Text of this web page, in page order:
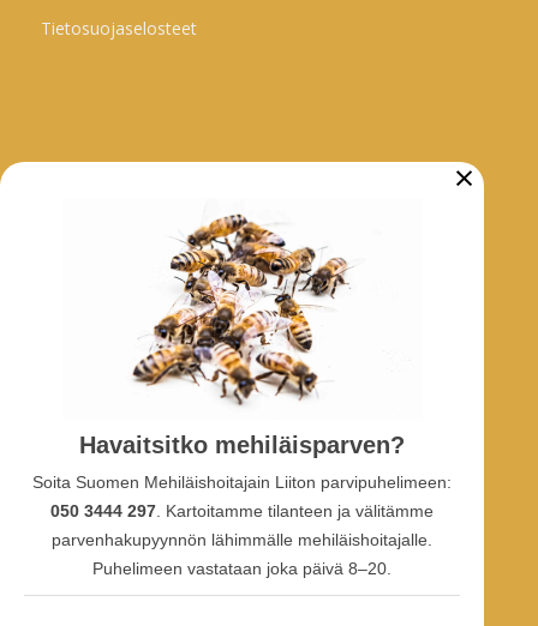
Tietosuojaselosteet
Facebook-ryhmä
Facebook-sivu
Facebook-profiili
Youtube
Havaitsitko mehiläisparven?
Soita Suomen Mehiläishoitajain Liiton parvipuhelimeen:
050 3444 297 . Kartoitamme tilanteen ja välitämme
parvenhakupyynnön lähimmälle mehiläishoitajalle.
Puhelimeen vastataan joka päivä 8–20.
×